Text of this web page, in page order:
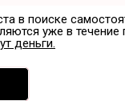
в поиске
уже в
деньги.